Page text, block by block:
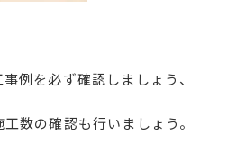
例を必ず確認しましょう、
数の確認も行いましょう。